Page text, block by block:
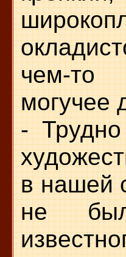
чем-то
могучее
- Трудно
в нашей
не